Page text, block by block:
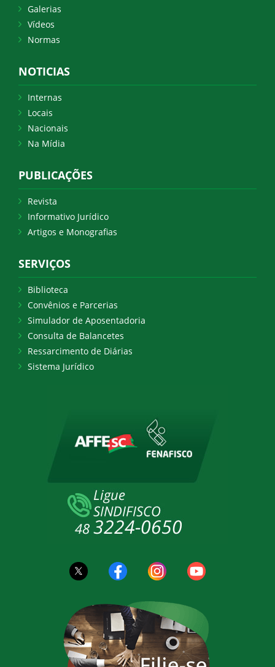
Galerias
Vídeos
Normas
NOTICIAS
Internas
Locais
Nacionais
Na Mídia
PUBLICAÇÕES
Revista
Informativo Jurídico
Artigos e Monografias
SERVIÇOS
Biblioteca
Convênios e Parcerias
Simulador de Aposentadoria
Consulta de Balancetes
Ressarcimento de Diárias
Sistema Jurídico